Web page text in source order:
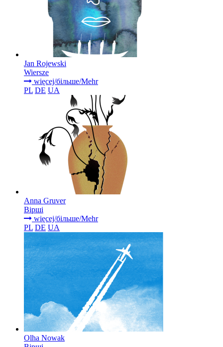
Jan Rojewski
Wiersze
więcej/більше/Mehr
PL DE UA
Anna Gruver
Вірші
więcej/більше/Mehr
PL DE UA
Olha Nowak